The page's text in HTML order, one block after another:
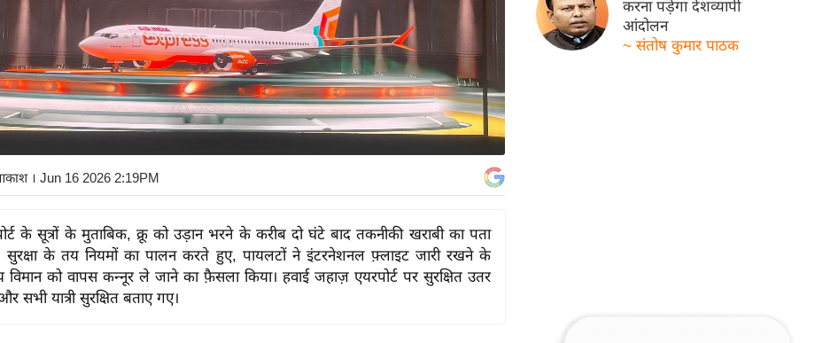
। Jun 16 2026 2:19PM
के सूत्रों के मुताबिक, क्रू को उड़ान भरने के करीब दो घंटे बाद तकनीकी खराबी का पता
सुरक्षा के तय नियमों का पालन करते हुए, पायलटों ने इंटरनेशनल फ़्लाइट जारी रखने के
विमान को वापस कन्नूर ले जाने का फ़ैसला किया। हवाई जहाज़ एयरपोर्ट पर सुरक्षित उतर
सभी यात्री सुरक्षित बताए गए।
करना पड़ेगा देशव्यापी
आंदोलन
~ संतोष कुमार पाठक